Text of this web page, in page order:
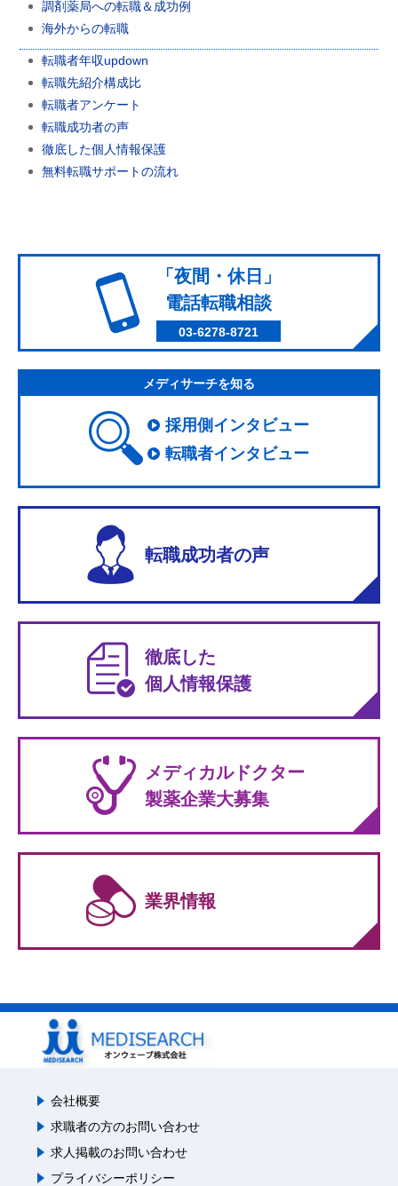
調剤薬局への転職＆成功例
海外からの転職
転職者年収updown
転職先紹介構成比
転職者アンケート
転職成功者の声
徹底した個人情報保護
無料転職サポートの流れ
「夜間・休日」
電話転職相談
03-6278-8721
メディサーチを知る
採用側インタビュー
転職者インタビュー
転職成功者の声
徹底した
個人情報保護
メディカルドクター
製薬企業大募集
業界情報
会社概要
求職者の方のお問い合わせ
求人掲載のお問い合わせ
プライバシーポリシー